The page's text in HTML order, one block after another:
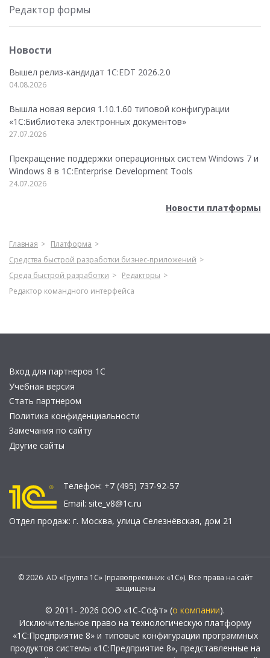
Редактор формы
Новости
Вышел релиз-кандидат 1C:EDT 2026.2.0
04.08.2026
Вышла новая версия 1.10.1.60 типовой конфигурации
«1С:Библиотека электронных документов»
27.07.2026
Прекращение поддержки операционных систем Windows 7 и
Windows 8 в 1C:Enterprise Development Tools
24.07.2026
Новости платформы
Главная
Платформа
Средства быстрой разработки бизнес-приложений
Среда быстрой разработки
Редакторы
Редактор командного интерфейса
Вход для партнеров 1С
Учебная версия
Стать партнером
Политика конфиденциальности
Замечания по сайту
Другие сайты
Телефон: +7 (495) 737-92-57
Email: site_v8@1c.ru
Отдел продаж: г. Москва, улица Селезнёвская, дом 21
© 2026 АО «Группа 1С» (правопреемник «1С»). Все права на сайт
защищены
© 2011- 2026 ООО «1С-Софт» (о компании).
Исключительное право на технологическую платформу
«1С:Предприятие 8» и типовые конфигурации программных
продуктов системы «1С:Предприятие 8», представленные на